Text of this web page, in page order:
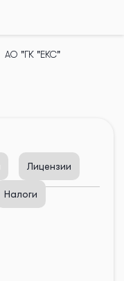
АО "ГК "ЕКС"
Лицензии
Налоги